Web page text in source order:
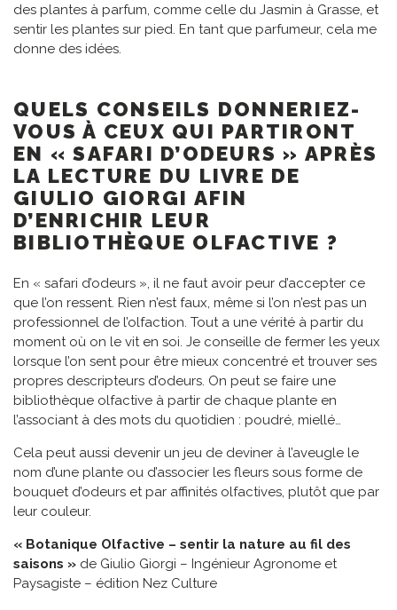
des plantes à parfum, comme celle du Jasmin à Grasse, et
sentir les plantes sur pied. En tant que parfumeur, cela me
donne des idées.
QUELS CONSEILS DONNERIEZ-
VOUS À CEUX QUI PARTIRONT
EN « SAFARI D’ODEURS » APRÈS
LA LECTURE DU LIVRE DE
GIULIO GIORGI AFIN
D’ENRICHIR LEUR
BIBLIOTHÈQUE OLFACTIVE ?
En « safari d’odeurs », il ne faut avoir peur d’accepter ce
que l’on ressent. Rien n’est faux, même si l’on n’est pas un
professionnel de l’olfaction. Tout a une vérité à partir du
moment où on le vit en soi. Je conseille de fermer les yeux
lorsque l’on sent pour être mieux concentré et trouver ses
propres descripteurs d’odeurs. On peut se faire une
bibliothèque olfactive à partir de chaque plante en
l’associant à des mots du quotidien : poudré, miellé…
Cela peut aussi devenir un jeu de deviner à l’aveugle le
nom d’une plante ou d’associer les fleurs sous forme de
bouquet d’odeurs et par affinités olfactives, plutôt que par
leur couleur.
« Botanique Olfactive – sentir la nature au fil des
saisons » de Giulio Giorgi – Ingénieur Agronome et
Paysagiste – édition Nez Culture